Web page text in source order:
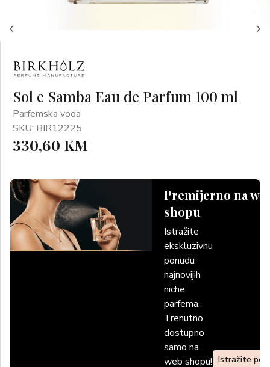
Sol e Samba Eau de Parfum 100 ml
Parfemska voda
SKU: BIR12225
330,60 KM
Premijerno na
shopu
Istražite
ekskluzivnu
ponudu
najnovijih
niche
parfema.
Trenutno
dostupno
samo na
web shopu! Istražite